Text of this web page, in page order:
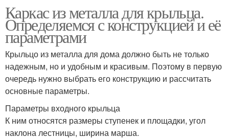
Каркас из металла для крыльца.
Определяемся с конструкцией и её
параметрами
Крыльцо из металла для дома должно быть не только
надежным, но и удобным и красивым. Поэтому в первую
очередь нужно выбрать его конструкцию и рассчитать
основные параметры.
Параметры входного крыльца
К ним относятся размеры ступенек и площадки, угол
наклона лестницы, ширина марша.